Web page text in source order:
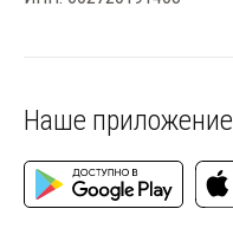
Наше приложение